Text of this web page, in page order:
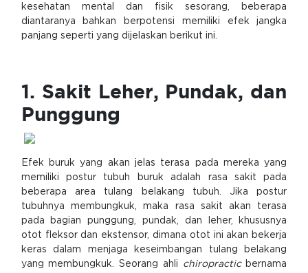
kesehatan mental dan fisik sesorang, beberapa
diantaranya bahkan berpotensi memiliki efek jangka
panjang seperti yang dijelaskan berikut ini.
1. Sakit Leher, Pundak, dan
Punggung
Efek buruk yang akan jelas terasa pada mereka yang
memiliki postur tubuh buruk adalah rasa sakit pada
beberapa area tulang belakang tubuh. Jika postur
tubuhnya membungkuk, maka rasa sakit akan terasa
pada bagian punggung, pundak, dan leher, khususnya
otot fleksor dan ekstensor, dimana otot ini akan bekerja
keras dalam menjaga keseimbangan tulang belakang
yang membungkuk. Seorang ahli
chiropractic bernama